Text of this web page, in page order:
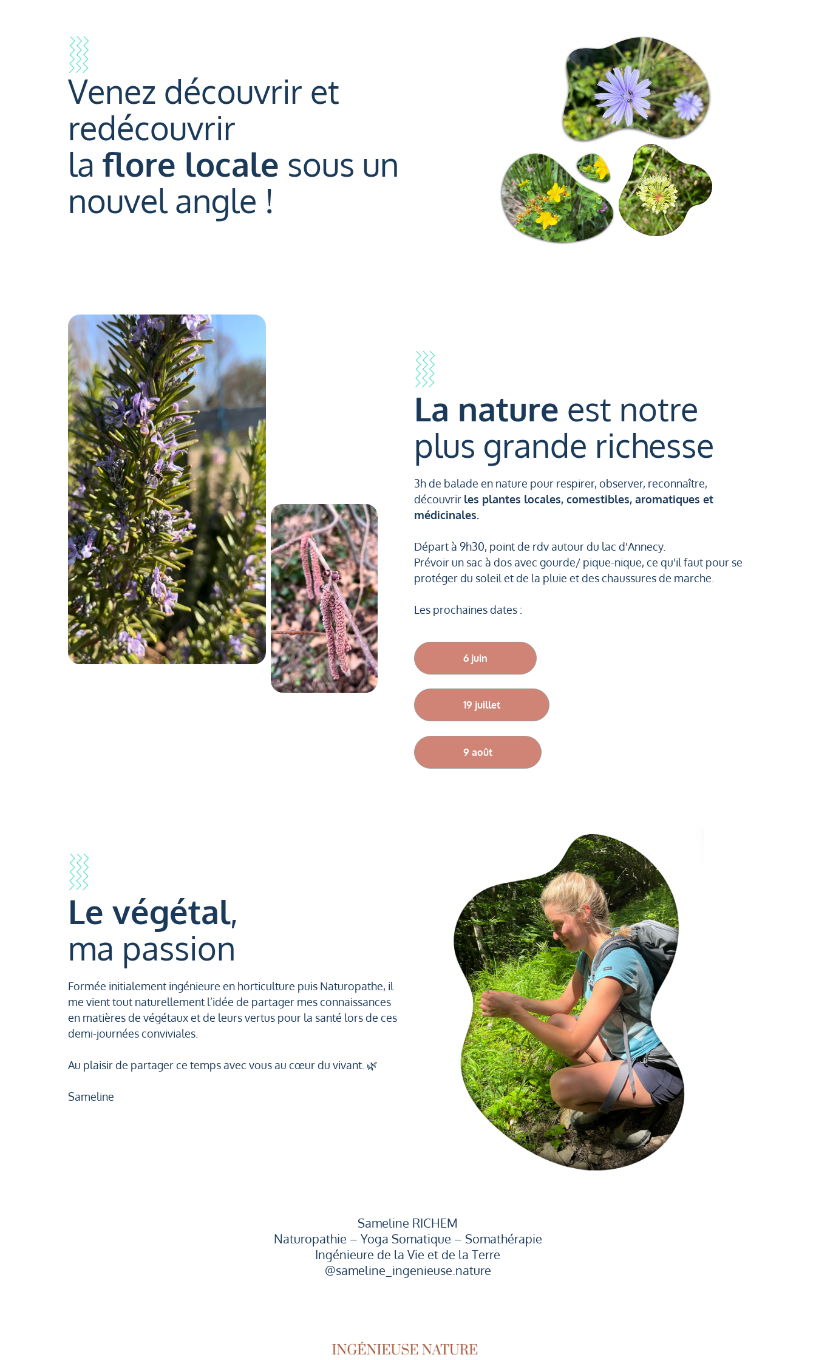
Venez découvrir et
redécouvrir
la flore locale sous un
nouvel angle !
La nature est notre
plus grande richesse
3h de balade en nature pour respirer, observer, reconnaître,
découvrir les plantes locales, comestibles, aromatiques et
médicinales.
Départ à 9h30, point de rdv autour du lac d'Annecy.
Prévoir un sac à dos avec gourde/ pique-nique, ce qu'il faut pour se
protéger du soleil et de la pluie et des chaussures de marche.
Les prochaines dates :
6 juin
19 juillet
9 août
Le végétal,
ma passion
Formée initialement ingénieure en horticulture puis Naturopathe, il
me vient tout naturellement l’idée de partager mes connaissances
en matières de végétaux et de leurs vertus pour la santé lors de ces
demi-journées conviviales.
Au plaisir de partager ce temps avec vous au cœur du vivant. 🌿
Sameline
Sameline RICHEM
Naturopathie – Yoga Somatique – Somathérapie
Ingénieure de la Vie et de la Terre
@sameline_ingenieuse.nature